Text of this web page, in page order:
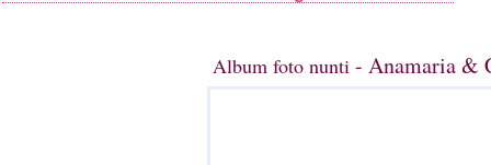
Album foto nunti - Anamaria &